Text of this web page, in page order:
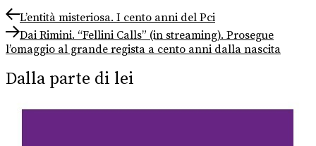
Navigazione
articoli
Previous
post:
L’entità misteriosa. I cento anni del Pci
Next
post:
Dai Rimini. “Fellini Calls” (in streaming). Prosegue
l’omaggio al grande regista a cento anni dalla nascita
Dalla parte di lei